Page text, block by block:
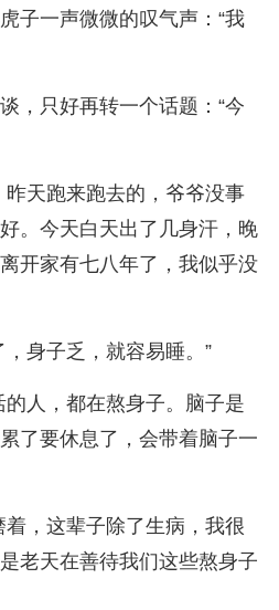
子一声微微的叹气声：“我
，只好再转一个话题：“今
昨天跑来跑去的，爷爷没事
。今天白天出了几身汗，晚
开家有七八年了，我似乎没
身子乏，就容易睡。”
的人，都在熬身子。脑子是
了要休息了，会带着脑子一
着，这辈子除了生病，我很
老天在善待我们这些熬身子